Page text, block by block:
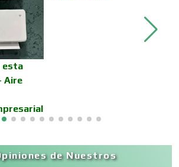
de Comercio
para Fletes
de Aluminio
esta
Aire
de Nuestros